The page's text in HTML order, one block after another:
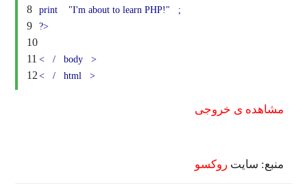
8
9
10
11
12
print
"I'm about to learn PHP!"
;
?>
< / body
>
<
/ html >
مشاهده ی خروجی
منبع: سایتروکسو